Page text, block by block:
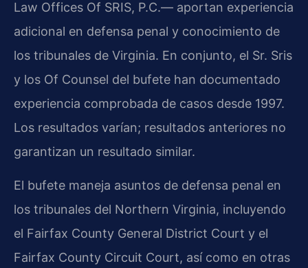
Law Offices Of SRIS, P.C.— aportan experiencia
adicional en defensa penal y conocimiento de
los tribunales de Virginia. En conjunto, el Sr. Sris
y los Of Counsel del bufete han documentado
experiencia comprobada de casos desde 1997.
Los resultados varían; resultados anteriores no
garantizan un resultado similar.
El bufete maneja asuntos de defensa penal en
los tribunales del Northern Virginia, incluyendo
el Fairfax County General District Court y el
Fairfax County Circuit Court, así como en otras